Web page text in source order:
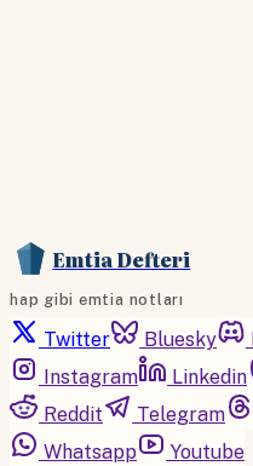
Emtia Defteri
hap gibi emtia notları
Twitter Bluesky
Instagram
Linkedin
Reddit
Telegram
Whatsapp
Youtube